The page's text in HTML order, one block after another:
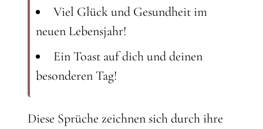
Viel Glück und Gesundheit im
neuen Lebensjahr!
Ein Toast auf dich und deinen
besonderen Tag!
Diese Sprüche zeichnen sich durch ihre